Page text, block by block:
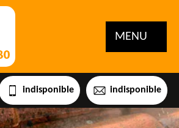
MENU
indisponible indisponible